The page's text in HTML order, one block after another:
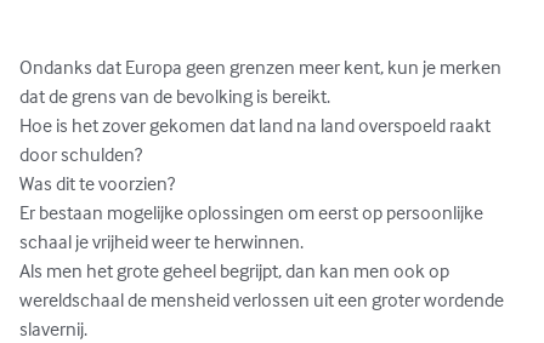
Ondanks dat Europa geen grenzen meer kent, kun je merken
dat de grens van de bevolking is bereikt.
Hoe is het zover gekomen dat land na land overspoeld raakt
door schulden?
Was dit te voorzien?
Er bestaan mogelijke oplossingen om eerst op persoonlijke
schaal je vrijheid weer te herwinnen.
Als men het grote geheel begrijpt, dan kan men ook op
wereldschaal de mensheid verlossen uit een groter wordende
slavernij.